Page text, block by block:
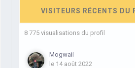
VISITEURS RÉCENTS DU
8 775 visualisations du profil
Mogwaii
le 14 août 2022